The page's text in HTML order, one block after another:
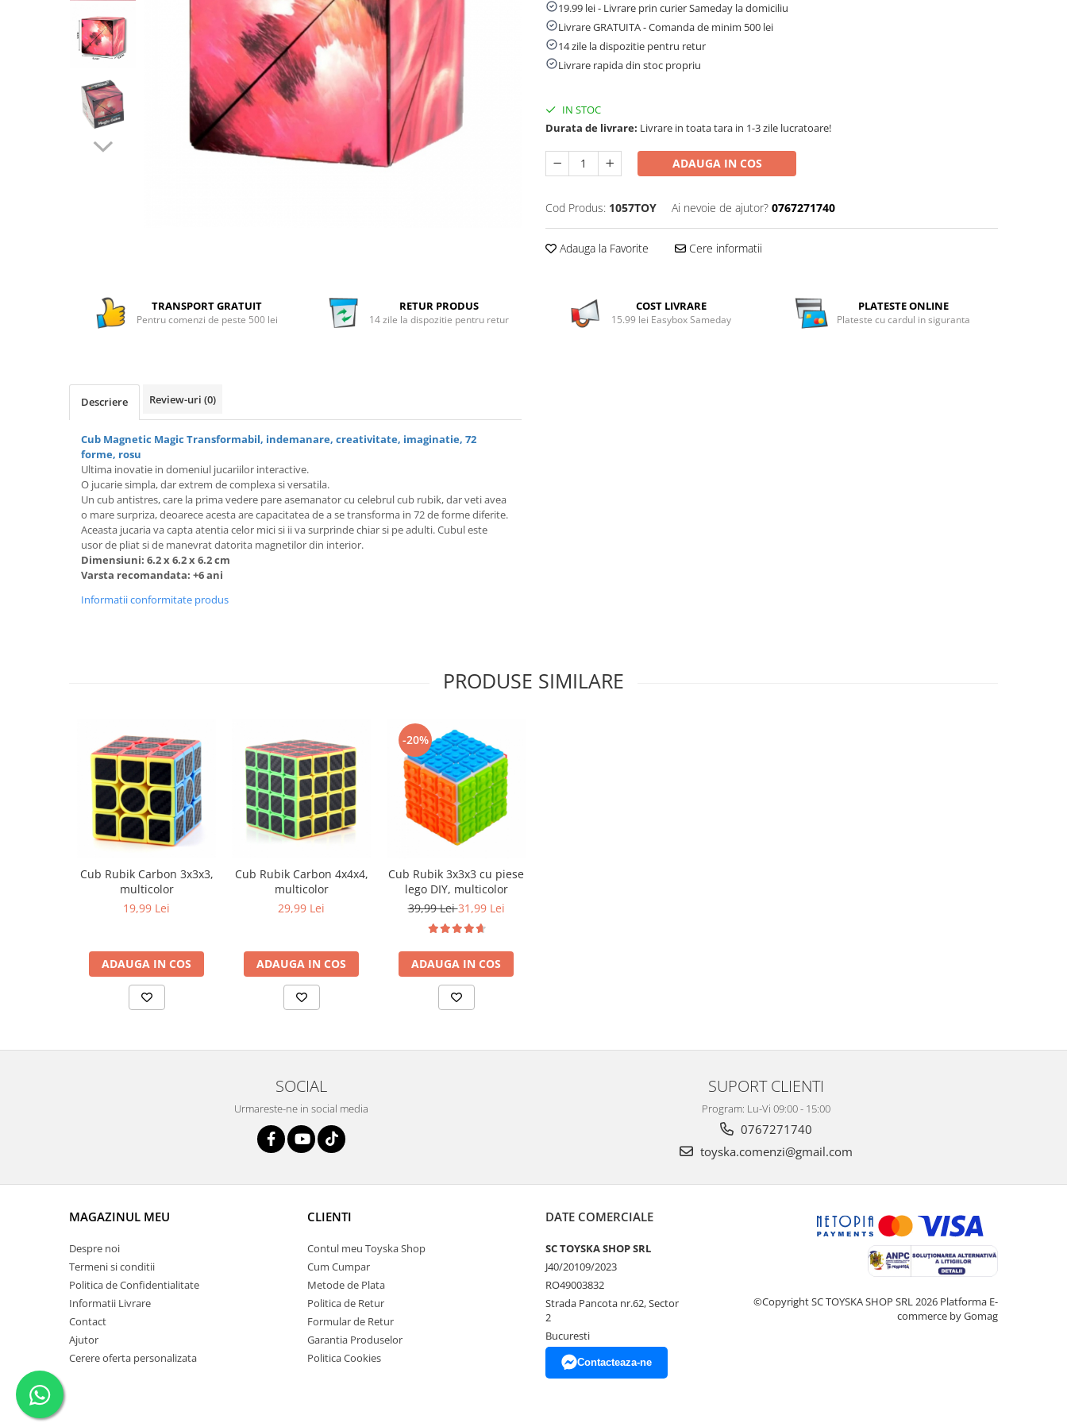
Tablite educative
19.99 lei - Livrare prin curier Sameday la domiciliu
Livrare GRATUITA - Comanda de minim 500 lei
14 zile la dispozitie pentru retur
Livrare rapida din stoc propriu
IN STOC
Durata de livrare: Livrare in toata tara in 1-3 zile lucratoare!
ADAUGA IN COS
Cod Produs: 1057TOY Ai nevoie de ajutor? 0767271740
Adauga la Favorite Cere informatii
TRANSPORT GRATUIT
Pentru comenzi de peste 500 lei
RETUR PRODUS
14 zile la dispozitie pentru retur
COST LIVRARE
15.99 lei Easybox Sameday
PLATESTE ONLINE
Plateste cu cardul in siguranta
Descriere Review-uri (0)
Cub Magnetic Magic Transformabil, indemanare, creativitate, imaginatie, 72
forme, rosu
Ultima inovatie in domeniul jucariilor interactive.
O jucarie simpla, dar extrem de complexa si versatila.
Un cub antistres, care la prima vedere pare asemanator cu celebrul cub rubik, dar veti avea
o mare surpriza, deoarece acesta are capacitatea de a se transforma in 72 de forme diferite.
Aceasta jucaria va capta atentia celor mici si ii va surprinde chiar si pe adulti. Cubul este
usor de pliat si de manevrat datorita magnetilor din interior.
Dimensiuni: 6.2 x 6.2 x 6.2 cm
Varsta recomandata: +6 ani
Informatii conformitate produs
PRODUSE SIMILARE
Cub Rubik Carbon 3x3x3,
multicolor
19,99 Lei
ADAUGA IN COS
Cub Rubik Carbon 4x4x4,
multicolor
29,99 Lei
ADAUGA IN COS
-20%
Cub Rubik 3x3x3 cu piese
lego DIY, multicolor
39,99 Lei31,99 Lei
ADAUGA IN COS
SOCIAL
Urmareste-ne in social media
SUPORT CLIENTI
Program: Lu-Vi 09:00 - 15:00
0767271740
toyska.comenzi@gmail.com
MAGAZINUL MEU
Despre noi
Termeni si conditii
Politica de Confidentialitate
Informatii Livrare
Contact
Ajutor
Cerere oferta personalizata
CLIENTI
Contul meu Toyska Shop
Cum Cumpar
Metode de Plata
Politica de Retur
Formular de Retur
Garantia Produselor
Politica Cookies
DATE COMERCIALE
SC TOYSKA SHOP SRL
J40/20109/2023
RO49003832
Strada Pancota nr.62, Sector
2
Bucuresti
Contacteaza-ne
©Copyright SC TOYSKA SHOP SRL 2026 Platforma E-
commerce by Gomag